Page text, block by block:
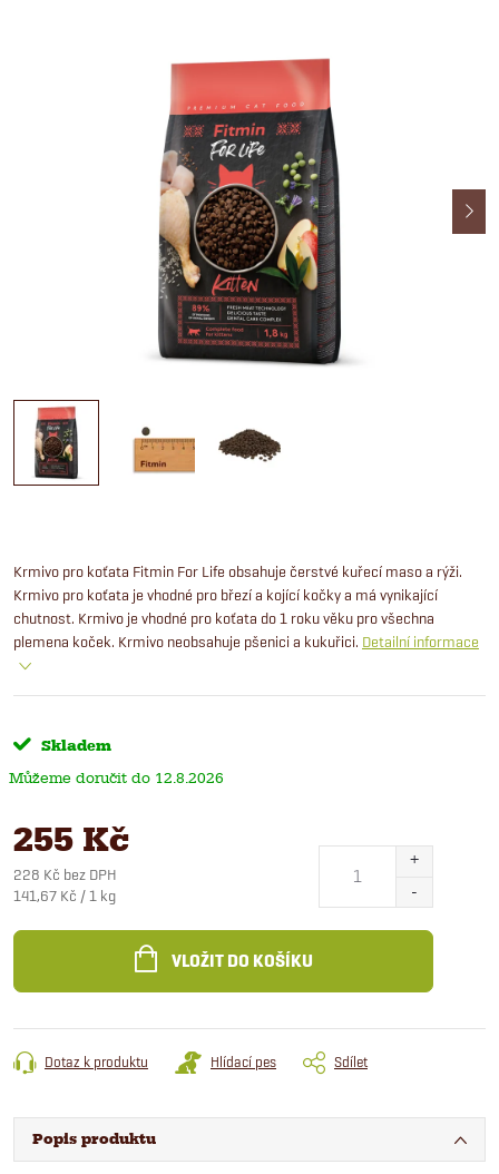
Krmivo pro koťata Fitmin For Life obsahuje čerstvé kuřecí maso a rýži.
Krmivo pro koťata je vhodné pro březí a kojící kočky a má vynikající
chutnost. Krmivo je vhodné pro koťata do 1 roku věku pro všechna
plemena koček. Krmivo neobsahuje pšenici a kukuřici. Detailní informace
Skladem
12.8.2026
255 Kč
228 Kč bez DPH
Měrná
141,67 Kč / 1 kg
VLOŽIT DO KOŠÍKU
Dotaz k produktu Hlídací pes Sdílet
Popis produktu